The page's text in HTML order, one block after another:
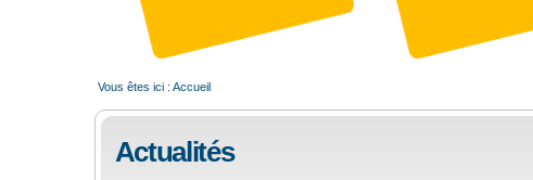
Vous êtes ici : Accueil
Actualités